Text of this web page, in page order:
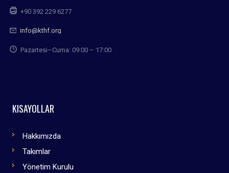
+90 392 229 6277
info@kthf.org
Pazartesi–Cuma: 09:00 – 17:00
KISAYOLLAR
Hakkımızda
Takımlar
Yönetim Kurulu